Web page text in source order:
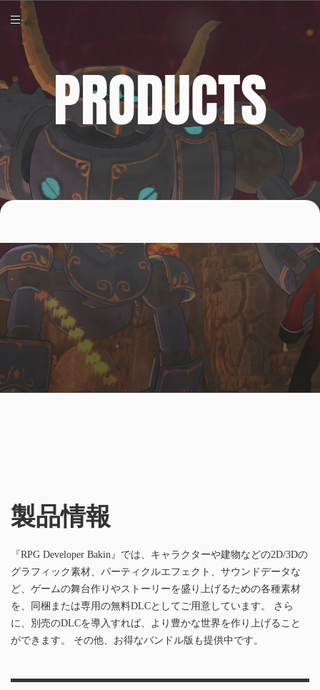
PRODUCTS
製品情報
『RPG Developer Bakin』では、キャラクターや建物などの2D/3Dの
グラフィック素材、パーティクルエフェクト、サウンドデータな
ど、ゲームの舞台作りやストーリーを盛り上げるための各種素材
を、同梱または専用の無料DLCとしてご用意しています。 さら
に、別売のDLCを導入すれば、より豊かな世界を作り上げること
ができます。 その他、お得なバンドル版も提供中です。